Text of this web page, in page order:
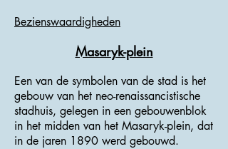
Bezienswaardigheden
Masaryk-plein
Een van de symbolen van de stad is het
gebouw van het neo-renaissancistische
stadhuis, gelegen in een gebouwenblok
in het midden van het Masaryk-plein, dat
in de jaren 1890 werd gebouwd.